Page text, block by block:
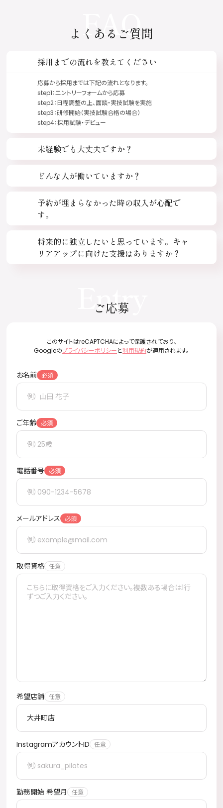
FAQ
よくあるご質問
採用までの流れを教えてください
応募から採用までは下記の流れとなります。
step1：エントリーフォームから応募
step2：日程調整の上、面談・実技試験を実施
step3：研修開始（実技試験合格の場合）
step4：採用試験・デビュー
未経験でも大丈夫ですか？
どんな人が働いていますか？
予約が埋まらなかった時の収入が心配で
す。
将来的に独立したいと思っています。キャ
リアアップに向けた支援はありますか？
Entry
ご応募
このサイトはreCAPTCHAによって保護されており、
Googleのプライバシーポリシーと利用規約が適用されます。
お名前
ご年齢
電話番号
メールアドレス
取得資格
希望店舗
InstagramアカウントID
勤務開始 希望月